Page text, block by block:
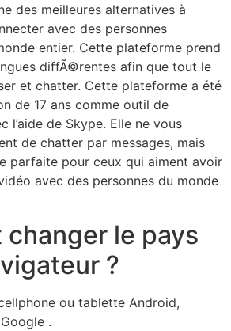
des meilleures alternatives à
avec des personnes
entier. Cette plateforme prend
diffÃ©rentes afin que tout le
et chatter. Cette plateforme a été
de 17 ans comme outil de
l’aide de Skype. Elle ne vous
de chatter par messages, mais
parfaite pour ceux qui aiment avoir
avec des personnes du monde
changer le pays
?
ou tablette Android,
.